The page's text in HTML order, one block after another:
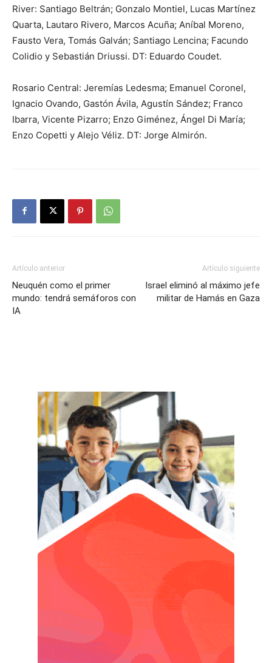
River: Santiago Beltrán; Gonzalo Montiel, Lucas Martínez
Quarta, Lautaro Rivero, Marcos Acuña; Aníbal Moreno,
Fausto Vera, Tomás Galván; Santiago Lencina; Facundo
Colidio y Sebastián Driussi. DT: Eduardo Coudet.
Rosario Central: Jeremías Ledesma; Emanuel Coronel,
Ignacio Ovando, Gastón Ávila, Agustín Sández; Franco
Ibarra, Vicente Pizarro; Enzo Giménez, Ángel Di María;
Enzo Copetti y Alejo Véliz. DT: Jorge Almirón.
Artículo anterior
Neuquén como el primer
mundo: tendrá semáforos con
IA
Artículo siguiente
Israel eliminó al máximo jefe
militar de Hamás en Gaza